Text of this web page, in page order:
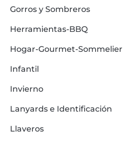
Gorros y Sombreros
Herramientas-BBQ
Hogar-Gourmet-Sommelier
Infantil
Invierno
Lanyards e Identificación
Llaveros